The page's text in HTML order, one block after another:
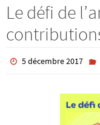
Le défi de
5 décembre 2017